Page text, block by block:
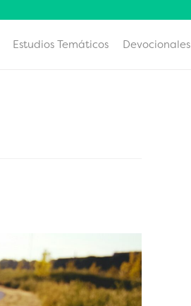
Estudios Temáticos Devocionales